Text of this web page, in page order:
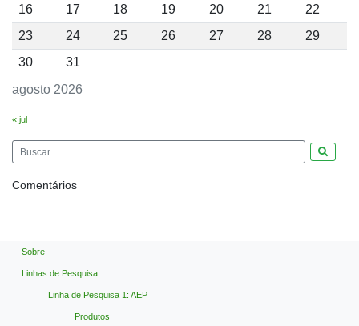
agosto 2026
16
17 18 19 20 21
22
23
24 25 26 27 28
29
30
31
« jul
Comentários
Sobre
Linhas de Pesquisa
Linha de Pesquisa 1: AEP
Produtos